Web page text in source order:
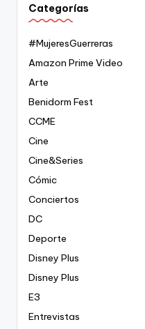
Categorías
#MujeresGuerreras
Amazon Prime Video
Arte
Benidorm Fest
CCME
Cine
Cine&Series
Cómic
Conciertos
DC
Deporte
Disney Plus
Disney Plus
E3
Entrevistas